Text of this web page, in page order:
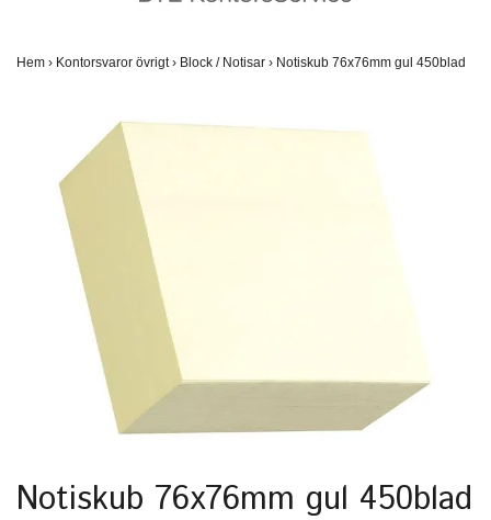
Hem › Kontorsvaror övrigt› Block / Notisar › Notiskub 76x76mm gul 450blad
Notiskub 76x76mm gul 450blad